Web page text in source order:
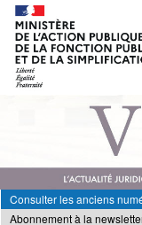
Consulter les anciens
Abonnement à la